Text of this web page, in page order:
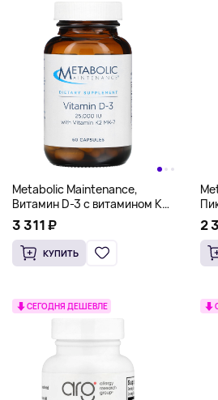
Metabolic Maintenance,
Витамин D-3 с витамином K2
MK-7, 625 мкг (25000 МЕ), 60
капсул
3 311 ₽
КУПИТЬ
2
СЕГОДНЯ ДЕШЕВЛЕ